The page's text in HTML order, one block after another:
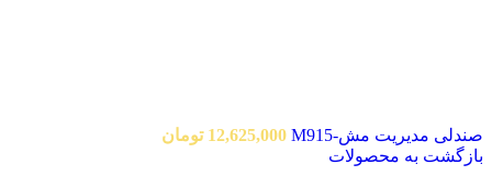
صندلی مدیریت مش-M915 12,625,000 تومان
بازگشت به محصولات